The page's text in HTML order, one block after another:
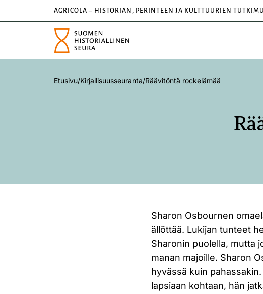
AGRICOLA – HISTORIAN, PERINTEEN JA KULTTUURIEN
Etusivu/Kirjallisuusseuranta/Räävitöntä rockelämää
Sharon Osbournen
ällöttää. Lukijan tunteet
Sharonin puolella, mutta
manan majoille. Sharon
hyvässä kuin
lapsiaan kohtaan, hän